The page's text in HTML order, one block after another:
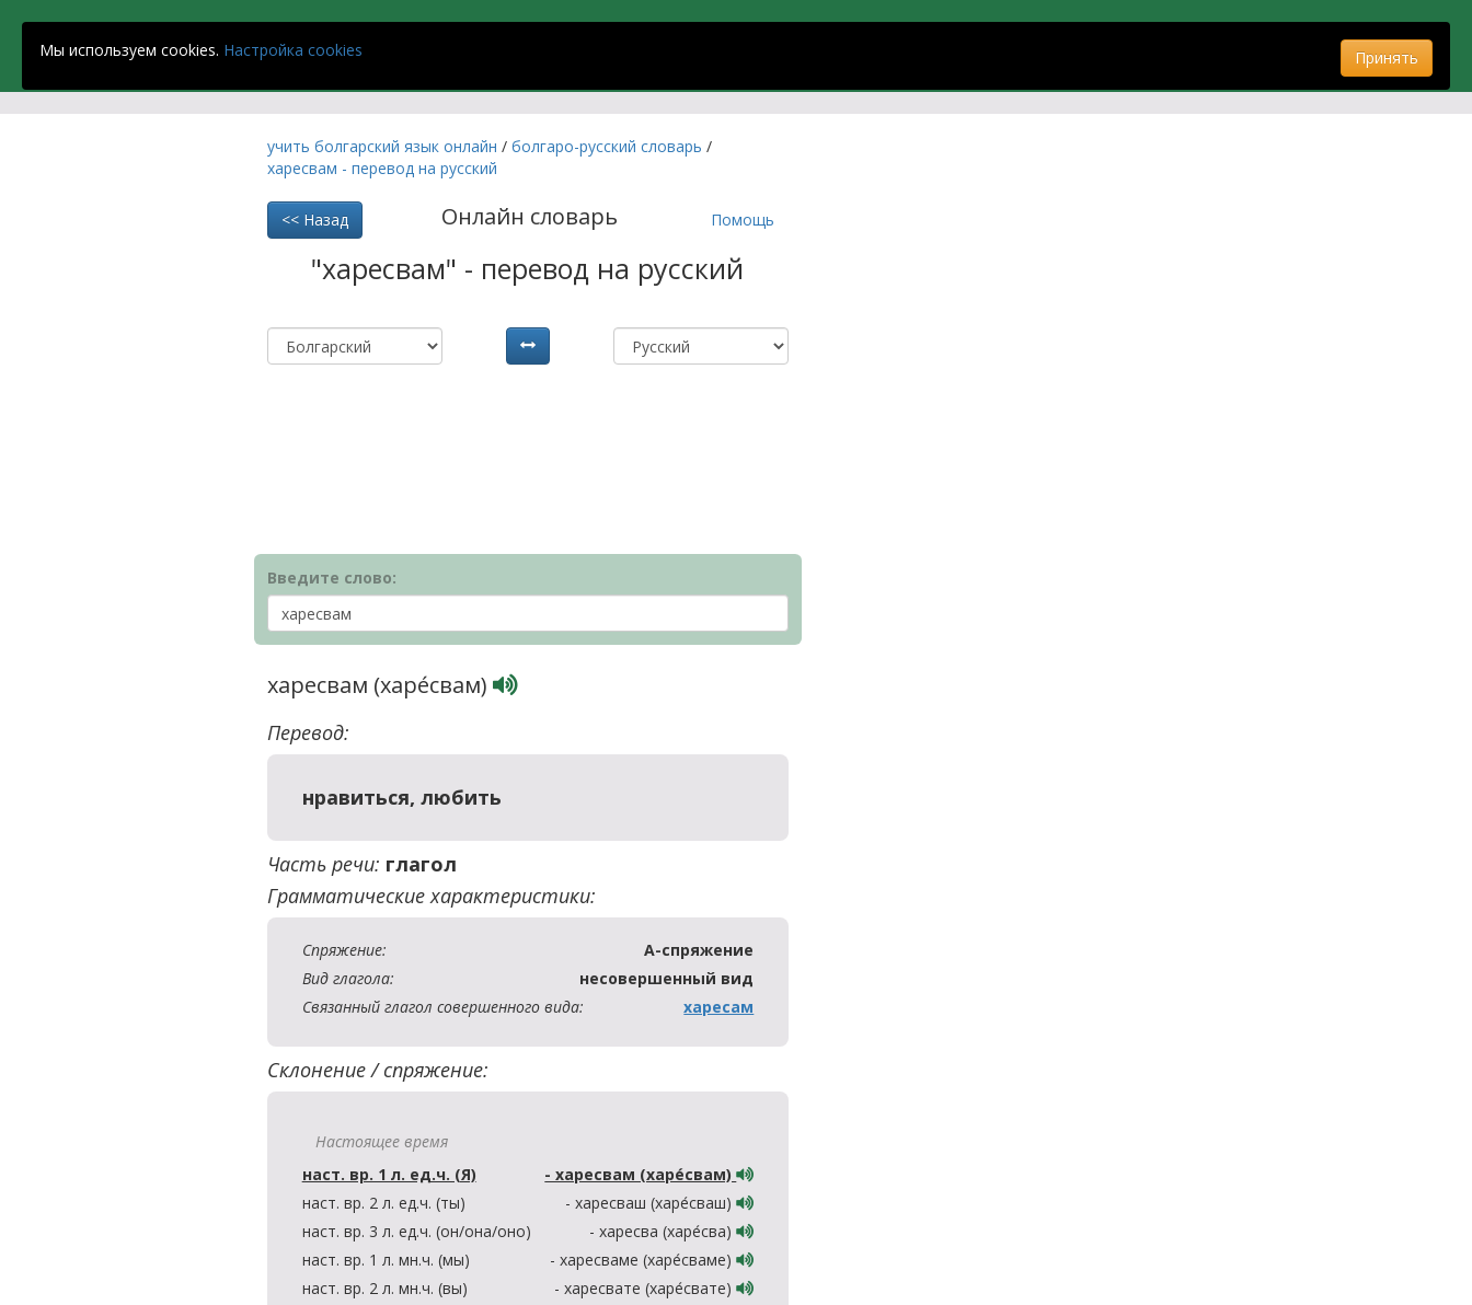
Strandja School
учить болгарский язык онлайн / болгаро-русский словарь /
харесвам - перевод на русский
<< Назад Онлайн словарь Помощь
"харесвам" - перевод на русский
Введите слово:
харесвам (харе́свам)
Перевод:
нравиться, любить
Часть речи: глагол
Грамматические характеристики:
Спряжение:
А-спряжение
Вид глагола:
несовершенный вид
Связанный глагол совершенного вида:
харесам
Склонение / спряжение:
Настоящее время
наст. вр. 1 л. ед.ч. (Я)
- харесвам (харе́свам)
наст. вр. 2 л. ед.ч. (ты)
- харесваш (харе́сваш)
наст. вр. 3 л. ед.ч. (он/она/оно)
- харесва (харе́сва)
наст. вр. 1 л. мн.ч. (мы)
- харесваме (харе́сваме)
наст. вр. 2 л. мн.ч. (вы)
- харесвате (харе́свате)
Мы используем cookies. Настройка cookies Принять